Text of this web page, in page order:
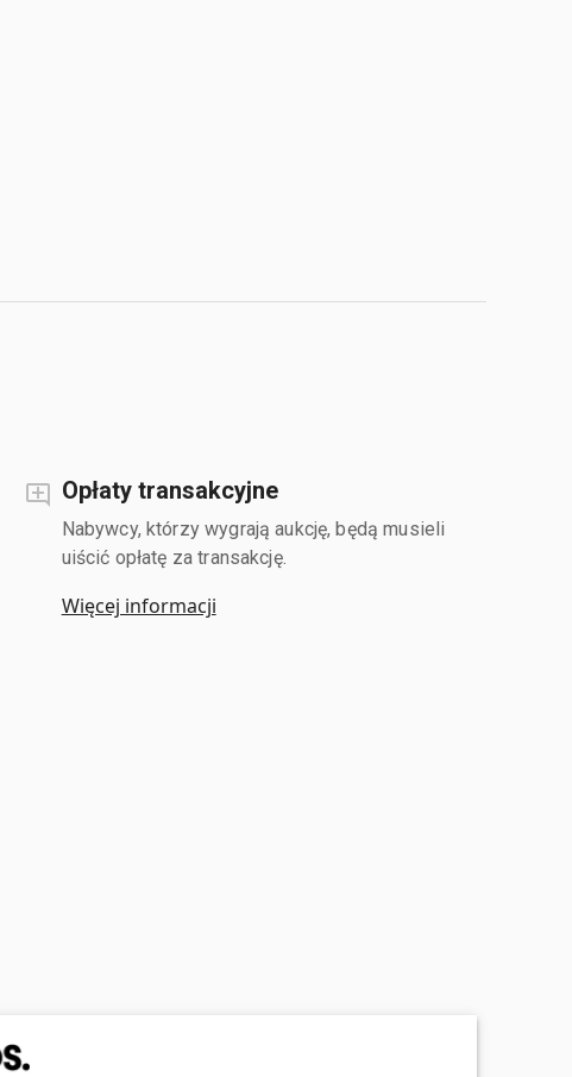
Opłaty transakcyjne
Nabywcy, którzy wygrają aukcję, będą musieli
uiścić opłatę za transakcję.
Więcej informacji